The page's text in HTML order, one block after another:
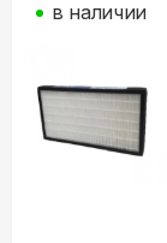
в наличии